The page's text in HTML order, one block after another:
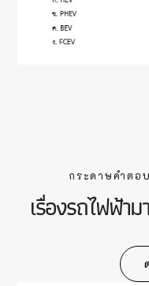
กระดาษคำต
เรื่องรถไฟฟ้า